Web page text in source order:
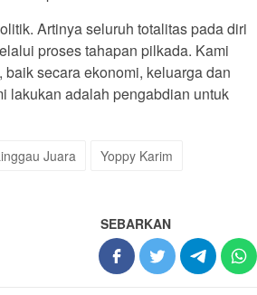
Artinya seluruh totalitas pada diri
proses tahapan pilkada. Kami
secara ekonomi, keluarga dan
lakukan adalah pengabdian untuk
Juara
Yoppy Karim
SEBARKAN